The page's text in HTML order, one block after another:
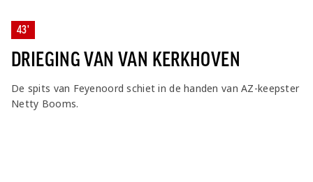
43'
DRIEGING VAN VAN KERKHOVEN
De spits van Feyenoord schiet in de handen van AZ-keepster
Netty Booms.